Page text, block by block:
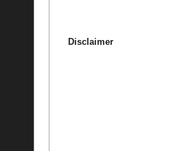
Disclaimer